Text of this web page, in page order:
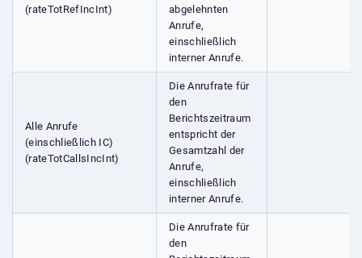
(rateTotRefIncInt)
abgelehnten
Anrufe,
einschließlich
interner Anrufe.
Alle Anrufe
(einschließlich IC)
(rateTotCallsIncInt)
Die Anrufrate für
den
Berichtszeitraum
entspricht der
Gesamtzahl der
Anrufe,
einschließlich
interner Anrufe.
Die Anrufrate für
den